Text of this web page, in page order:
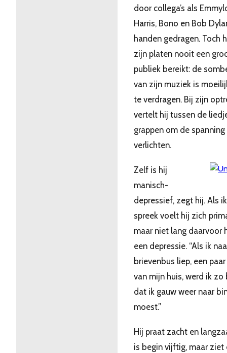
door collega’s als
Harris, Bono en Bob
handen gedragen. Toch
zijn platen nooit een
publiek bereikt: de
van zijn muziek is
te verdragen. Bij zijn
vertelt hij tussen de
grappen om de
verlichten.
Zelf is hij
manisch-
depressief, zegt hij. Als
spreek voelt hij zich
maar niet lang daarvoor
een depressie. “Als ik
brievenbus liep, een
van mijn huis, werd ik zo
dat ik gauw weer naar
moest.”
Hij praat zacht en
is begin vijftig, maar ziet